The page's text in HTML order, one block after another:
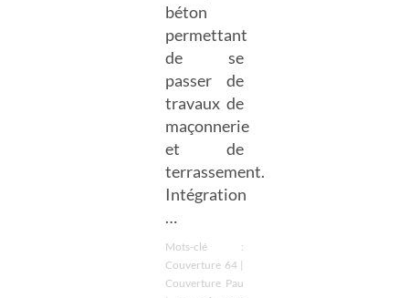
béton
permettant
de se
passer de
travaux de
maçonnerie
et de
terrassement.
Intégration
…
Mots-clé :
Couverture 64|
Couverture Pau